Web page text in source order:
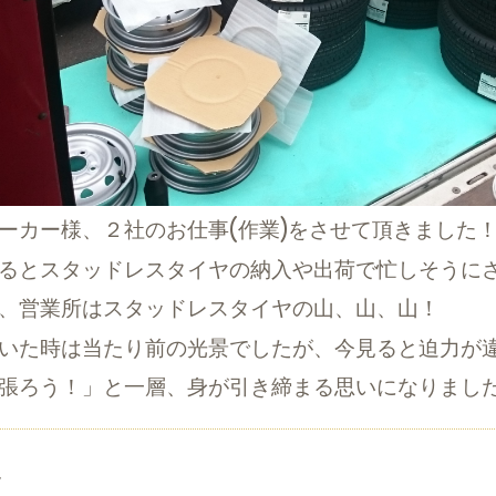
ー様、２社のお仕事(作業)をさせて頂きました
スタッドレスタイヤの納入や出荷で忙しそうに
業所はスタッドレスタイヤの山、山、山！
時は当たり前の光景でしたが、今見ると迫力が
う！」と一層、身が引き締まる思いになりまし